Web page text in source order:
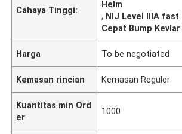
Cahaya Tinggi:
Helm
, NIJ Level IIIA fast
Cepat Bump
Harga To be negotiated
Kemasan rincian Kemasan Reguler
Kuantitas min Ord
er
1000